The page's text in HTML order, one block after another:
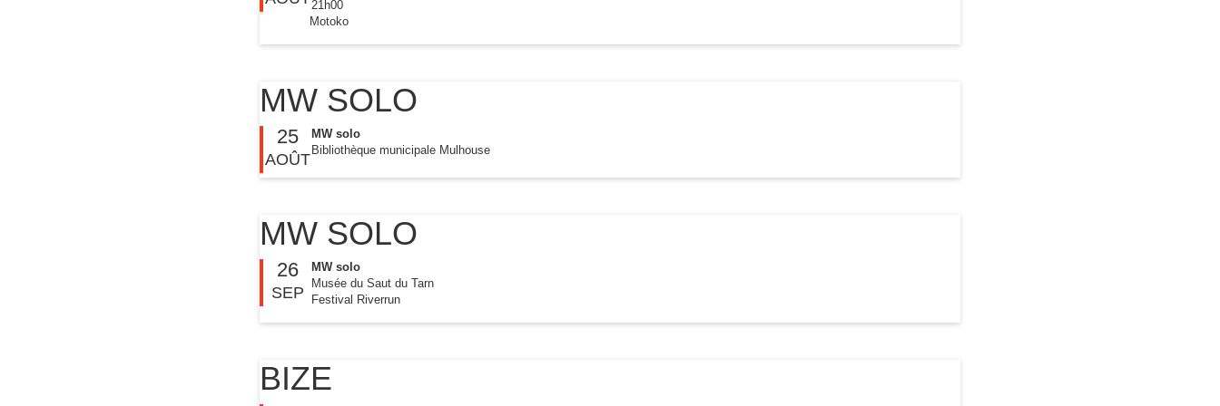
21h00
Motoko
MW SOLO
25
AOÛT
MW solo
Bibliothèque municipale Mulhouse
MW SOLO
26
SEP
MW solo
Musée du Saut du Tarn
Festival Riverrun
BIZE